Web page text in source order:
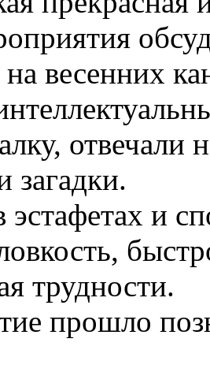
весенних
отвечали
загадки.
эстафетах и
трудности.
прошло